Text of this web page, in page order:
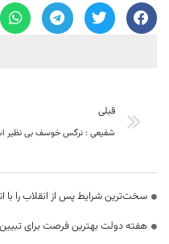
قبلی
سخت‌ترین شرایط پس از انقلاب را
هفته دولت بهترین فرصت برای